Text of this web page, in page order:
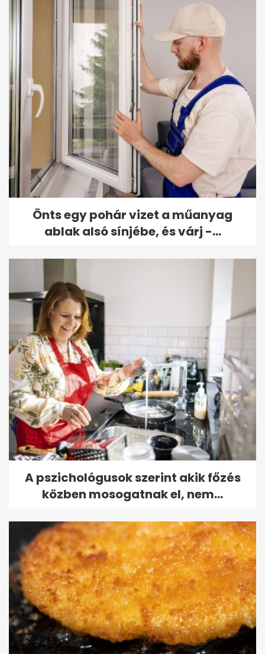
Önts egy pohár vizet a műanyag
ablak alsó sínjébe, és várj -...
A pszichológusok szerint akik főzés
közben mosogatnak el, nem...